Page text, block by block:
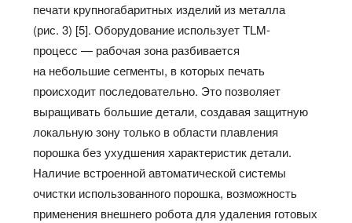
печати крупногабаритных изделий из металла
(рис. 3) [5]. Оборудование использует TLM-
процесс — рабочая зона разбивается
на небольшие сегменты, в которых печать
происходит последовательно. Это позволяет
выращивать большие детали, создавая защитную
локальную зону только в области плавления
порошка без ухудшения характеристик детали.
Наличие встроенной автоматической системы
очистки использованного порошка, возможность
применения внешнего робота для удаления готовых